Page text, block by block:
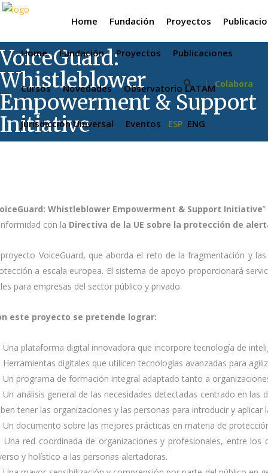
Home Fundación Proyectos
Home Fundación Proyectos Publicaciones
Cursos Novedades Observatorio LATAM
Jurisdicción Universal Eventos ESP ENG
Colabora
VoiceGuard:
Whistleblower
Empowerment & Support
Initiative
Whistleblower Empowerment & Support Initiative
con la Directiva de la UE sobre la protección de
VoiceGuard, que aborda el reto de la fragmentación y
a escala europea. El sistema de apoyo proporcionará
para empresas del sector público y privado.
este proyecto se pretende lograr:
Una plataforma digital innovadora que incorpore tecnología de
Herramientas digitales que utilicen tecnologías avanzadas para
Un programa de formación integral adaptado tanto a
Un análisis general de las necesidades detectadas centrado en
tener las organizaciones y las personas para introducir y
Un documento sobre las mejores prácticas en materia de
Una red coordinada de organizaciones y profesionales, entre
y holístico a las personas alertadoras.